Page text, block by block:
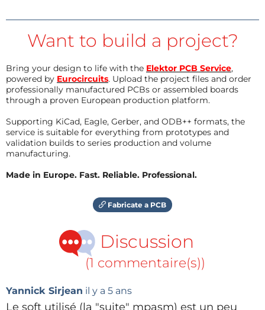
Want to build a project?
Bring your design to life with the Elektor PCB Service,
powered by Eurocircuits. Upload the project files and order
professionally manufactured PCBs or assembled boards
through a proven European production platform.
Supporting KiCad, Eagle, Gerber, and ODB++ formats, the
service is suitable for everything from prototypes and
validation builds to series production and volume
manufacturing.
Made in Europe. Fast. Reliable. Professional.
Fabricate a PCB
Discussion
(1 commentaire(s))
Yannick Sirjean il y a 5 ans
Le soft utilisé (la "suite" mpasm) est un peu